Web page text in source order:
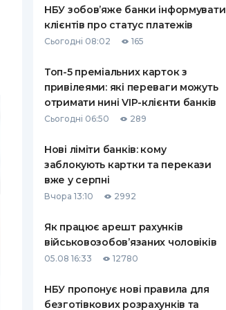
НБУ зобов’яже банки інформувати
клієнтів про статус платежів
Сьогодні 08:02 165
Топ-5 преміальних карток з
привілеями: які переваги можуть
отримати нині VIP-клієнти банків
Сьогодні 06:50 289
Нові ліміти банків: кому
заблокують картки та перекази
вже у серпні
Вчора 13:10 2992
Як працює арешт рахунків
військовозобов’язаних чоловіків
05.08 16:33 12780
НБУ пропонує нові правила для
безготівкових розрахунків та